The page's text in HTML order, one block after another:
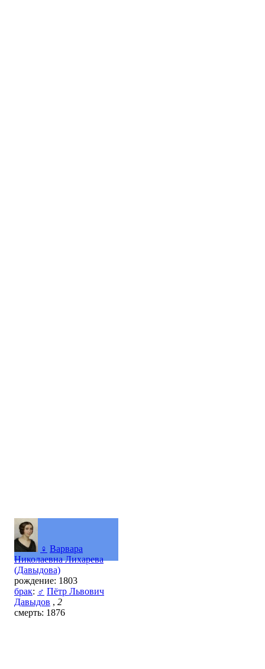
♀ Варвара
Николаевна Лихарева
(Давыдова)
рождение: 1803
брак: ♂ Пётр Львович
Давыдов , 2
смерть: 1876